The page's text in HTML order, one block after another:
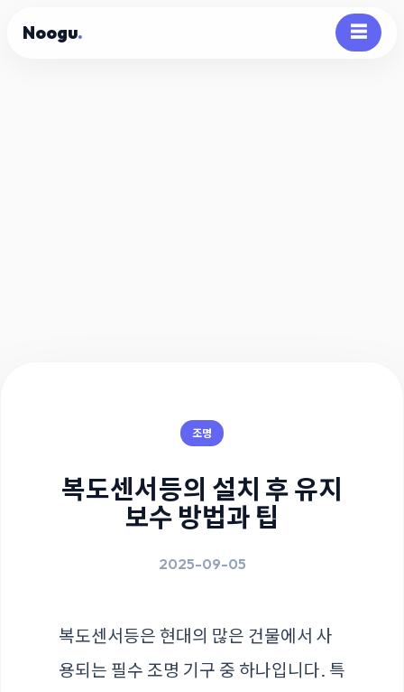
Noogu. ☰
조명
복도센서등의 설치 후 유지
보수 방법과 팁
2025-09-05
복도센서등은 현대의 많은 건물에서 사
용되는 필수 조명 기구 중 하나입니다. 특